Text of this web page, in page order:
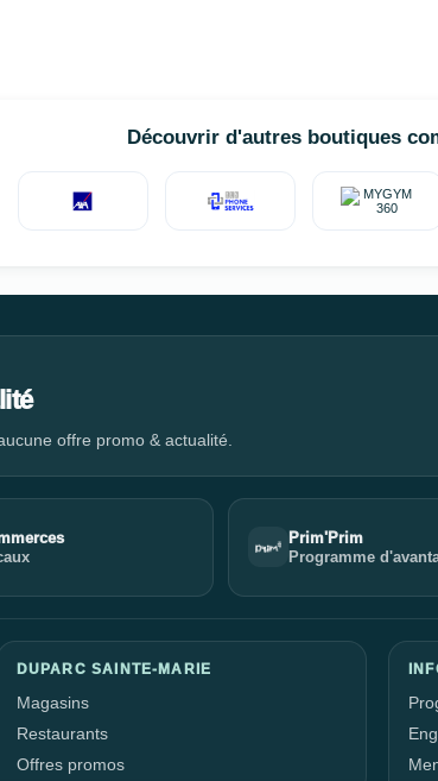
Découvrir d'autres boutiques
offre promo & actualité.
Prim'Prim
Programme
DUPARC SAINTE-MARIE
Magasins
Restaurants
Offres promos